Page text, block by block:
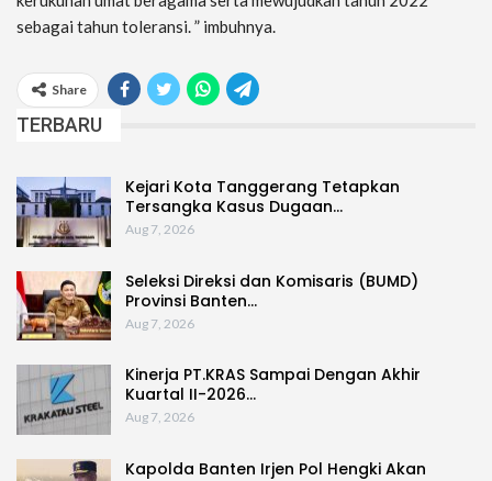
sebagai tahun toleransi. ” imbuhnya.
Share
TERBARU
Kejari Kota Tanggerang Tetapkan
Tersangka Kasus Dugaan…
Aug 7, 2026
Seleksi Direksi dan Komisaris (BUMD)
Provinsi Banten…
Aug 7, 2026
Kinerja PT.KRAS Sampai Dengan Akhir
Kuartal II-2026…
Aug 7, 2026
Kapolda Banten Irjen Pol Hengki Akan